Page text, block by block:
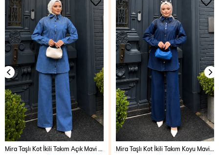
Mira Taşlı Kot İkili Takım Koyu Mavi 19286